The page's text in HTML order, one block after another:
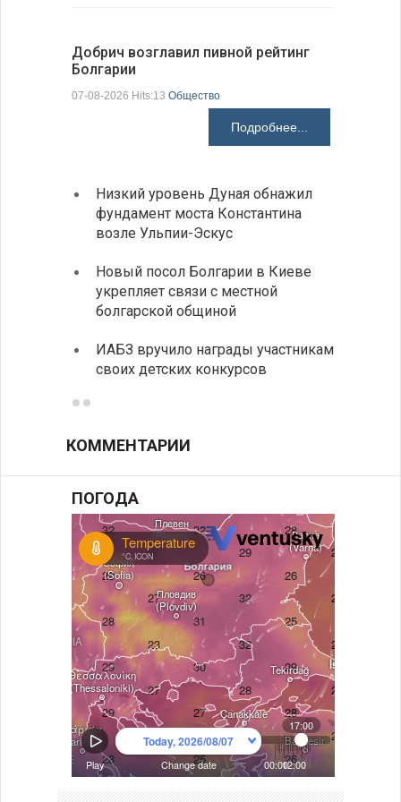
Добрич возглавил пивной рейтинг
Болгарии
07-08-2026 Hits:13 Общество
Подробнее...
Низкий уровень Дуная обнажил
фундамент моста Константина
возле Ульпии-Эскус
Новый посол Болгарии в Киеве
укрепляет связи с местной
болгарской общиной
ИАБЗ вручило награды участникам
своих детских конкурсов
КОММЕНТАРИИ
ПОГОДА